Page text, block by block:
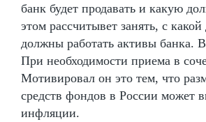
банк будет продавать и какую
этом рассчитывет занять, с
должны работать активы банка.
При необходимости приема в
Мотивировал он это тем, что
средств фондов в России может
инфляции.